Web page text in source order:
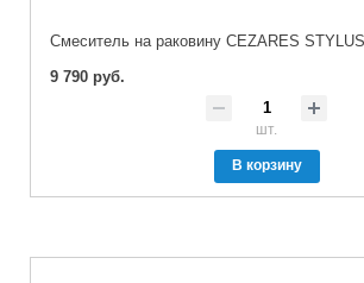
Смеситель на раковину CEZARES
9 790 руб.
шт.
В корзину